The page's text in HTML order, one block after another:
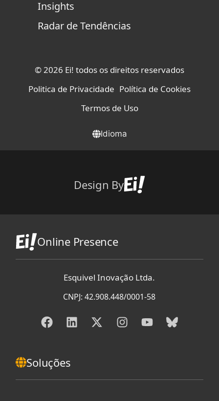
Insights
Radar de Tendências
Idioma
© 2026 Ei! todos os direitos reservados
Politica de Privacidade Política de Cookies
Termos de Uso
Design By
Online Presence
Esquivel Inovação Ltda.
CNPJ: 42.908.448/0001-58
Soluções